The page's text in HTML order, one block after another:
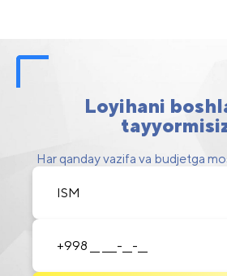
Loyihani
Har qanday vazifa va budjetga